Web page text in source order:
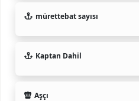
mürettebat sayısı
Kaptan Dahil
Aşçı